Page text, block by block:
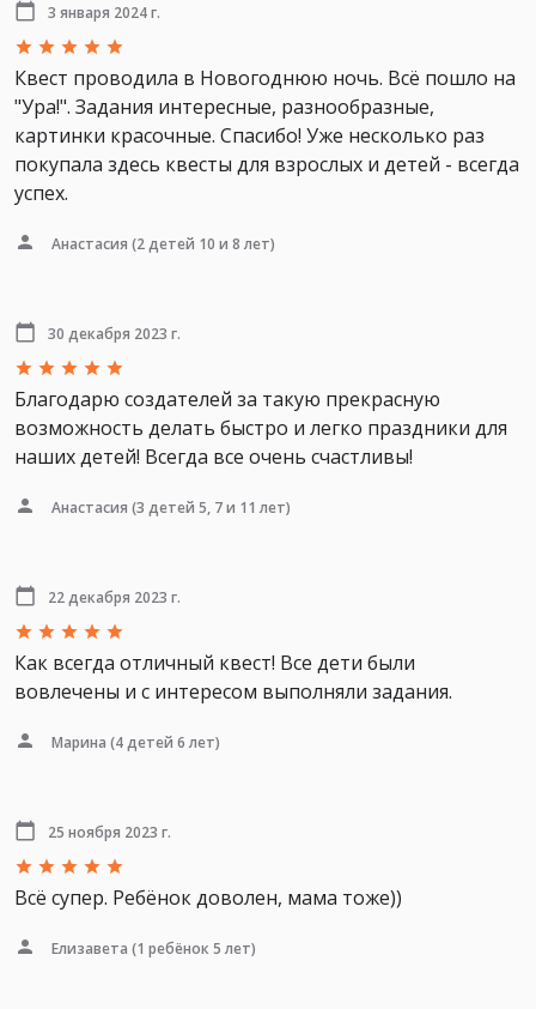
3 января 2024 г.
Квест проводила в Новогоднюю ночь. Всё пошло на
"Ура!". Задания интересные, разнообразные,
картинки красочные. Спасибо! Уже несколько раз
покупала здесь квесты для взрослых и детей - всегда
успех.
Анастасия (2 детей 10 и 8 лет)
30 декабря 2023 г.
Благодарю создателей за такую прекрасную
возможность делать быстро и легко праздники для
наших детей! Всегда все очень счастливы!
Анастасия (3 детей 5, 7 и 11 лет)
22 декабря 2023 г.
Как всегда отличный квест! Все дети были
вовлечены и с интересом выполняли задания.
Марина (4 детей 6 лет)
25 ноября 2023 г.
Всё супер. Ребёнок доволен, мама тоже))
Елизавета (1 ребёнок 5 лет)